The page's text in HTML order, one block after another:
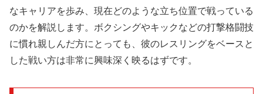
なキャリアを歩み、現在どのような立ち位置で戦っている
のかを解説します。ボクシングやキックなどの打撃格闘技
に慣れ親しんだ方にとっても、彼のレスリングをベースと
した戦い方は非常に興味深く映るはずです。